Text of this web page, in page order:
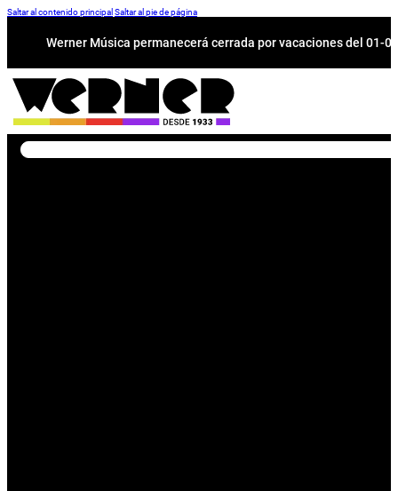
Saltar al contenido principal Saltar al pie de página
Werner Música permanecerá cerrada por vacaciones del 01-
Buscar